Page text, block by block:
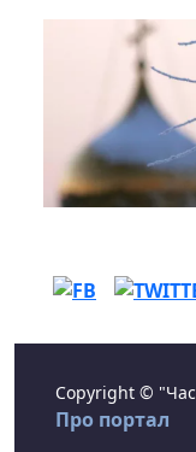
Copyright © "Час
Про портал